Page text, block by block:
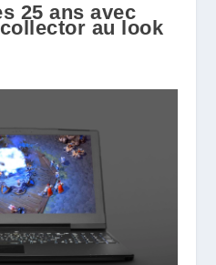
25 ans avec
au look